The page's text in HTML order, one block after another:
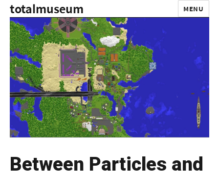
totalmuseum MENU
Between Particles and